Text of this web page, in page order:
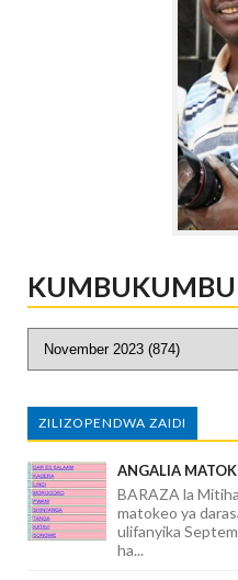
KUMBUKUMBU
ZILIZOPENDWA ZAIDI
ANGALIA
BARAZA la
matokeo ya
ulifanyika
ha...